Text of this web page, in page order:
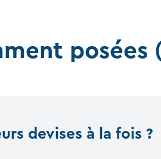
posées
devises à la fois ?